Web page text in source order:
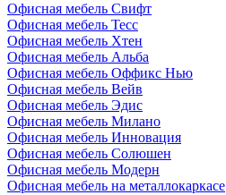
Офисная мебель Свифт
Офисная мебель Тесс
Офисная мебель Хтен
Офисная мебель Альба
Офисная мебель Оффикс Нью
Офисная мебель Вейв
Офисная мебель Эдис
Офисная мебель Милано
Офисная мебель Инновация
Офисная мебель Солюшен
Офисная мебель Модерн
Офисная мебель на металлокаркасе